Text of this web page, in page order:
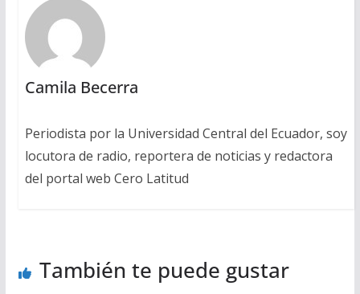
Camila Becerra
Periodista por la Universidad Central del Ecuador, soy
locutora de radio, reportera de noticias y redactora
del portal web Cero Latitud
También te puede gustar